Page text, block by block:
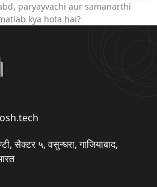
paryayvachi aur samanarthi
kya hota hai?
सैक्टर ५, वसुन्धरा, गाजियाबाद,